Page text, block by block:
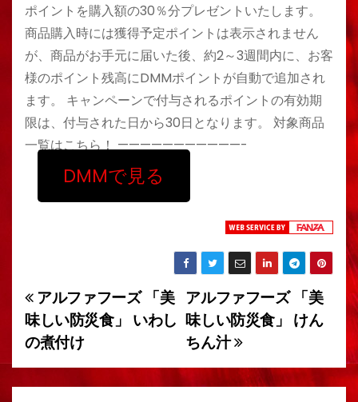
ポイントを購入額の30％分プレゼントいたします。
商品購入時には獲得予定ポイントは表示されません
が、商品がお手元に届いた後、約2～3週間内に、お客
様のポイント残高にDMMポイントが自動で追加され
ます。 キャンペーンで付与されるポイントの有効期
限は、付与された日から30日となります。 対象商品
一覧はこちら！ ———————————-
DMMで見る
投
稿
ナ
アルファフーズ 「美
味しい防災食」 けん
ちん汁
アルファフーズ 「美
味しい防災食」 いわし
の煮付け